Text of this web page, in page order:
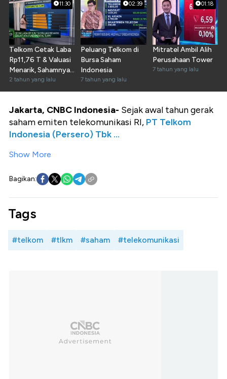
11:30
Telkom Cetak Laba
Rp11,76 T & Valuasi
Menarik, Sahamnya
Layak Dilirik?
2 tahun yang lalu
02:39
Peluang Telkom di
Bursa Saham
Indonesia
7 tahun yang lalu
01:18
Mitratel Ambil Alih
Perusahaan Tower
7 tahun yang lalu
Jakarta, CNBC Indonesia- Sejak awal tahun gerak
saham emiten telekomunikasi RI, PT Telkom
Indonesia (Persero) Tbk ...
Show More
Bagikan:
Tags
#telkom #tlkm #saham #telekomunikasi